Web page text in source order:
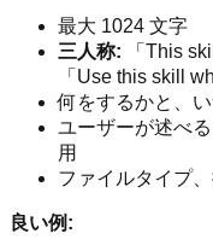
最大 1024 文字
三人称: 「This
「Use this skill
何をするかと、
ユーザーが述べ
用
ファイルタイプ
良い例: